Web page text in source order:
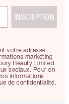
votre adresse
marketing
Beauty Limited
sociaux. Pour en
informations
de confidentialité.
INSCRIPTION